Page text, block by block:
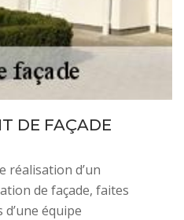
DE FAÇADE
réalisation d’un
de façade, faites
équipe